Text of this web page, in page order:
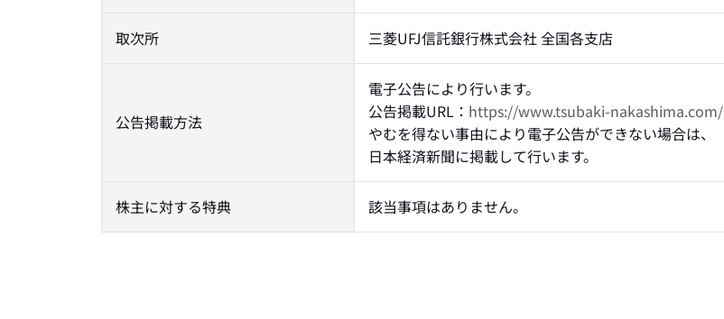
取次所 三菱UFJ信託銀行株式会社 全国各支店
公告掲載方法
電子公告により行います。
公告掲載URL： https://www.tsubaki-nakashima.com/
やむを得ない事由により電子公告ができない場合は、
日本経済新聞に掲載して行います。
株主に対する特典 該当事項はありません。